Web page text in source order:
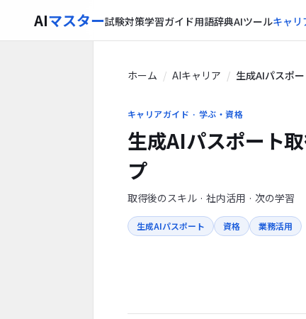
AIマスター試験対策学習ガイド用語辞典AIツールキャリ
ホーム AIキャリア 生成AIパスポ
キャリアガイド · 学ぶ・資格
生成AIパスポート
プ
取得後のスキル · 社内活用 · 次の学習
生成AIパスポート 資格 業務活用